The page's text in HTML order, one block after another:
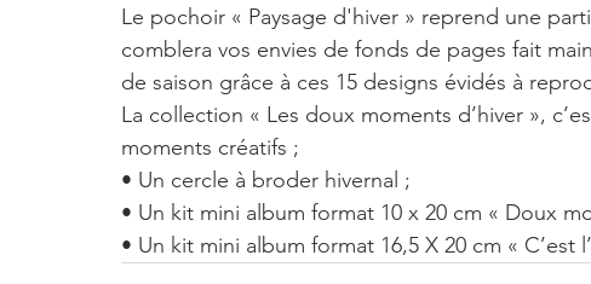
Le pochoir « Paysage d'hiver » reprend une
comblera vos envies de fonds de pages fait
de saison grâce à ces 15 designs évidés à
La collection « Les doux moments d’hiver »,
moments créatifs ;
• Un cercle à broder hivernal ;
• Un kit mini album format 10 x 20 cm « Doux
• Un kit mini album format 16,5 X 20 cm « C’est